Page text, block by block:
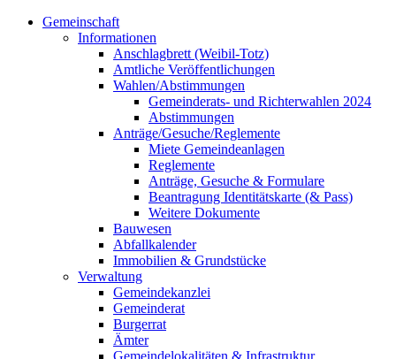
Gemeinschaft
Informationen
Anschlagbrett (Weibil-Totz)
Amtliche Veröffentlichungen
Wahlen/Abstimmungen
Gemeinderats- und Richterwahlen 2024
Abstimmungen
Anträge/Gesuche/Reglemente
Miete Gemeindeanlagen
Reglemente
Anträge, Gesuche & Formulare
Beantragung Identitätskarte (& Pass)
Weitere Dokumente
Bauwesen
Abfallkalender
Immobilien & Grundstücke
Verwaltung
Gemeindekanzlei
Gemeinderat
Burgerrat
Ämter
Gemeindelokalitäten & Infrastruktur